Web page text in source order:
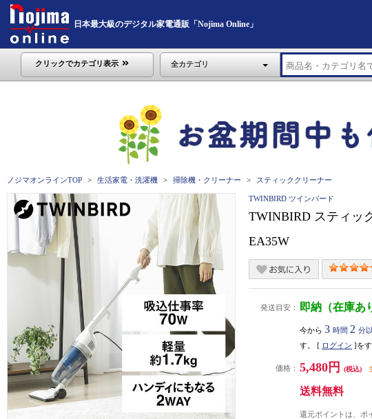
日本最大級のデジタル家電通販「Nojima Online」
クリックでカテゴリ表示 全カテゴリ
ノジマオンラインTOP 生活家電・洗濯機 掃除機・クリーナー スティッククリーナー
TWINBIRD ツインバード
TWINBIRD スティッ
EA35W
発送目安： 即納（在庫あ
今から 3 時間 2 分
す。 [ ログイン ]を
価格： 5,480円 (税込)
送料無料
還元ポイントは、ポ